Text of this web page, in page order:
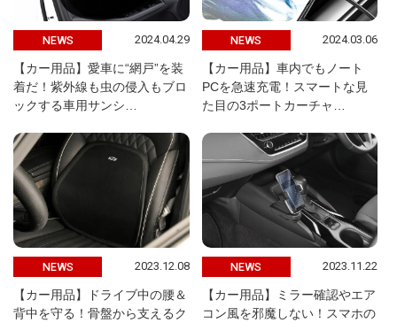
NEWS 2024.04.29
【カー用品】愛車に“網戸”を装
着だ！紫外線も虫の侵入もブロ
ックする車用サンシ…
NEWS 2024.03.06
【カー用品】車内でもノート
PCを急速充電！スマートな見
た目の3ポートカーチャ…
NEWS 2023.12.08
【カー用品】ドライブ中の腰＆
背中を守る！骨盤から支えるク
NEWS 2023.11.22
【カー用品】ミラー確認やエア
コン風を邪魔しない！スマホの